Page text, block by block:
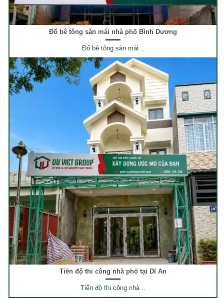
Đổ bê tông sàn mái nhà phố Bình Dương
Đổ bê tông sàn mái ..
Tiến độ thi công nhà phố tại Dĩ An
Tiến độ thi công nhà ..